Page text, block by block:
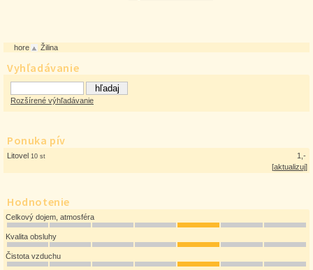
Vyhľadávanie
Rozšírené výhľadávanie
Ponuka pív
Litovel 10 st
1,-
[aktualizuj]
Hodnotenie
Celkový dojem, atmosféra
Kvalita obsluhy
Čistota vzduchu
hore Žilina